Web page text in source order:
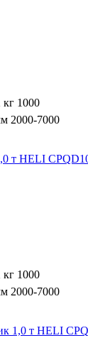
кг 1000
2000-7000
т HELI
кг 1000
2000-7000
1,0 т HELI